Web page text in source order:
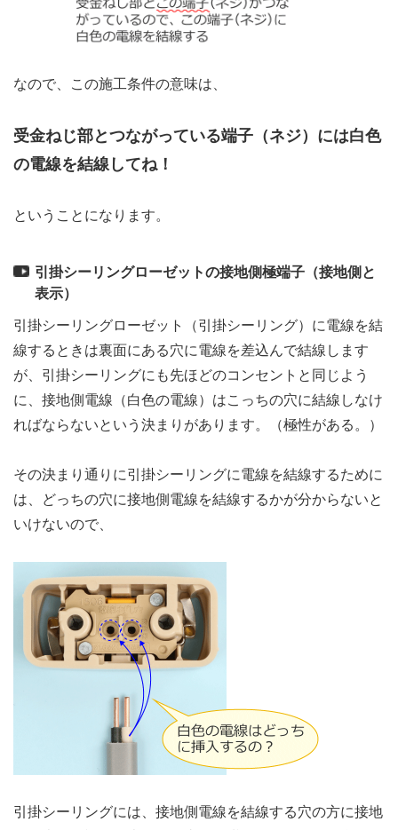
なので、この施工条件の意味は、
受金ねじ部とつながっている端子（ネジ）には白色
の電線を結線してね！
ということになります。
引掛シーリングローゼットの接地側極端子（接地側と
表示）
引掛シーリングローゼット（引掛シーリング）に電線を結
線するときは裏面にある穴に電線を差込んで結線します
が、引掛シーリングにも先ほどのコンセントと同じよう
に、接地側電線（白色の電線）はこっちの穴に結線しなけ
ればならないという決まりがあります。（極性がある。）
その決まり通りに引掛シーリングに電線を結線するために
は、どっちの穴に接地側電線を結線するかが分からないと
いけないので、
引掛シーリングには、接地側電線を結線する穴の方に接地